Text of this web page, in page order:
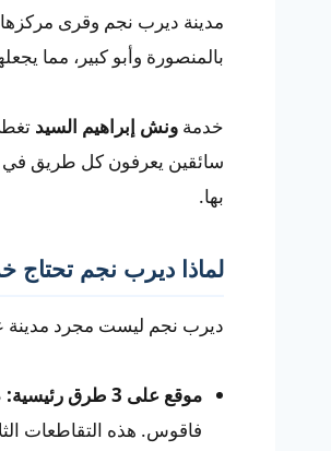
مدينة ديرب نجم وقرى
بالمنصورة وأبو كبير، مما
خدمةونش إبراهيم السيد
بها.
لماذا ديرب نجم تحتاج
ديرب نجم ليست مجرد مدينة
موقع على 3 طرق رئيسية:
فاقوس. هذه التقاطعات